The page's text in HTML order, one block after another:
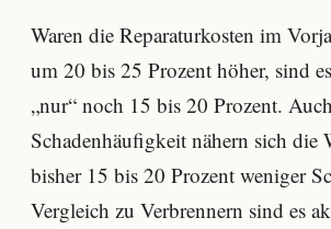
Waren die Reparaturkosten im
um 20 bis 25 Prozent höher, sind
„nur“ noch 15 bis 20 Prozent.
Schadenhäufigkeit nähern sich die
bisher 15 bis 20 Prozent weniger
Vergleich zu Verbrennern sind es